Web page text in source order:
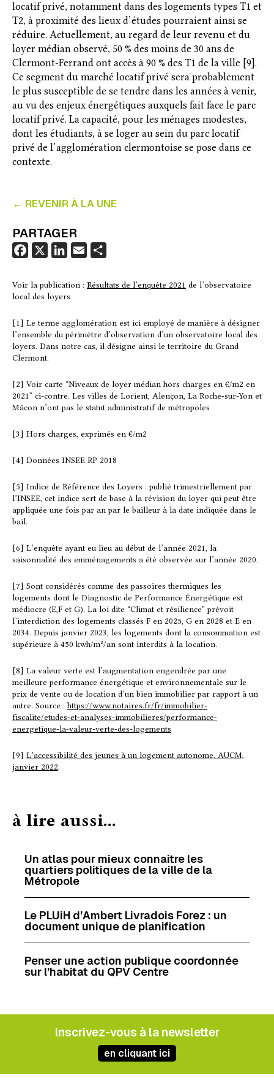
← REVENIR À LA UNE
PARTAGER
c
e
o
k
X
n
k
d
I
a
r
g
e
Voir la publication : Résultats de l’enquête 2021 de l’observatoire
local des loyers
[1] Le terme agglomération est ici employé de manière à désigner
l’ensemble du périmètre d’observation d’un observatoire local des
loyers. Dans notre cas, il désigne ainsi le territoire du Grand
Clermont.
[2] Voir carte “Niveaux de loyer médian hors charges en €/m2 en
2021” ci-contre. Les villes de Lorient, Alençon, La Roche-sur-Yon et
Mâcon n’ont pas le statut administratif de métropoles
[3] Hors charges, exprimés en €/m2
[4] Données INSEE RP 2018
[5] Indice de Référence des Loyers : publié trimestriellement par
l’INSEE, cet indice sert de base à la révision du loyer qui peut être
appliquée une fois par an par le bailleur à la date indiquée dans le
bail.
[6] L’enquête ayant eu lieu au début de l’année 2021, la
saisonnalité des emménagements a été observée sur l’année 2020.
[7] Sont considérés comme des passoires thermiques les
logements dont le Diagnostic de Performance Énergétique est
médiocre (E,F et G). La loi dite “Climat et résilience” prévoit
l’interdiction des logements classés F en 2025, G en 2028 et E en
2034. Depuis janvier 2023, les logements dont la consommation est
supérieure à 450 kwh/m²/an sont interdits à la location.
[8] La valeur verte est l’augmentation engendrée par une
meilleure performance énergétique et environnementale sur le
prix de vente ou de location d’un bien immobilier par rapport à un
autre. Source : https://www.notaires.fr/fr/immobilier-
fiscalite/etudes-et-analyses-immobilieres/performance-
energetique-la-valeur-verte-des-logements
[9] L’accessibilité des jeunes à un logement autonome, AUCM,
janvier 2022.
locatif privé, notamment dans des logements types T1 et
T2, à proximité des lieux d’études pourraient ainsi se
réduire. Actuellement, au regard de leur revenu et du
loyer médian observé, 50 % des moins de 30 ans de
Clermont-Ferrand ont accès à 90 % des T1 de la ville [9].
Ce segment du marché locatif privé sera probablement
le plus susceptible de se tendre dans les années à venir,
au vu des enjeux énergétiques auxquels fait face le parc
locatif privé. La capacité, pour les ménages modestes,
dont les étudiants, à se loger au sein du parc locatif
privé de l’agglomération clermontoise se pose dans ce
contexte.
à lire aussi...
Un atlas pour mieux connaitre les
quartiers politiques de la ville de la
Métropole
Le PLUiH d’Ambert Livradois Forez : un
document unique de planification
Penser une action publique coordonnée
sur l’habitat du QPV Centre
Inscrivez-vous à la newsletter
en cliquant ici